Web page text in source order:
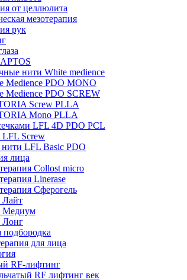
от целлюлита
мезотерапия
рук
нити White medience
Medience PDO MONO
Medience PDO SCREW
Screw PLLA
Mono PLLA
LFL 4D PDO PCL
Screw
LFL Basic PDO
лица
Collost micro
Linerase
Сферогель
Лайт
Медиум
Лонг
для лица
RF-лифтинг
RF лифтинг век